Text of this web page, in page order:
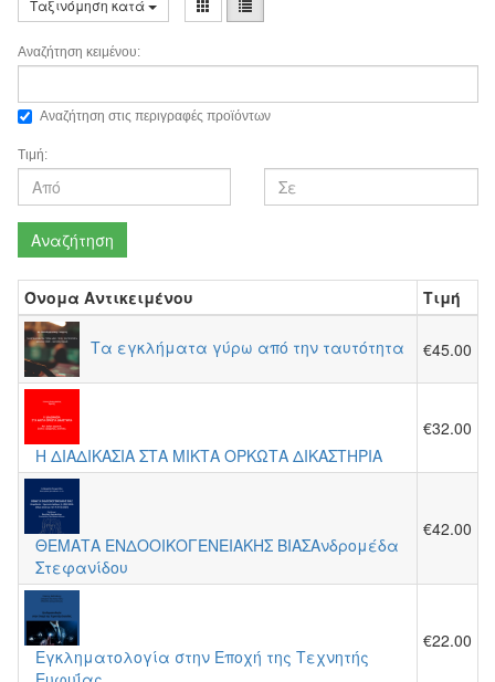
Ταξινόμηση κατά
Αναζήτηση κειμένου:
Αναζήτηση στις περιγραφές προϊόντων
Τιμή:
Αναζήτηση
Όνομα Αντικειμένου Τιμή
Τα εγκλήματα γύρω από την ταυτότητα €45.00
Η ΔΙΑΔΙΚΑΣΙΑ ΣΤΑ ΜΙΚΤΑ ΟΡΚΩΤΑ ΔΙΚΑΣΤΗΡΙΑ
€32.00
ΘΕΜΑΤΑ ΕΝΔΟΟΙΚΟΓΕΝΕΙΑΚΗΣ ΒΙΑΣΑνδρομέδα
Στεφανίδου
€42.00
Εγκληματολογία στην Εποχή της Τεχνητής
€22.00